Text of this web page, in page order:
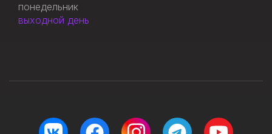
понедельник
выходной день